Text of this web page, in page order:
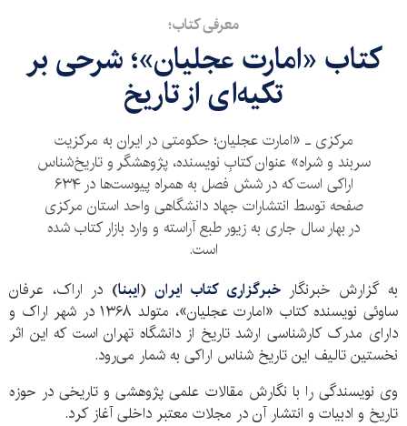
معرفی کتاب؛
کتاب «امارت عجلیان»؛ شرحی بر
تکیه‌ای از تاریخ
مرکزی ـ «امارت عجلیان؛ حکومتی در ایران به مرکزیت
سربند و شراه» عنوان کتابِ نویسنده، پژوهشگر و تاریخ‌شناس
اراکی است که در شش فصل به همراه پیوست‌ها در ۶۳۴
صفحه توسط انتشارات جهاد دانشگاهی واحد استان مرکزی
در بهار سال جاری ‌به زیور طبع آراسته و وارد بازار کتاب شده
است.
به گزارش خبرنگار خبرگزاری کتاب ایران (ایبنا) در اراک، عرفان
ساوئی نویسنده کتاب «امارت عجلیان»، متولد۱۳۶۸
در شهر اراک و
دارای مدرک کارشناسی ارشد تاریخ از دانشگاه تهران است که این اثر
نخستین تالیف این تاریخ شناس اراکی به شمار می‌رود.
وی نویسندگی را با نگارش مقالات علمی پژوهشی و تاریخی در حوزه
تاریخ و ادبیات و انتشار آن در مجلات معتبر داخلی آغاز کرد.